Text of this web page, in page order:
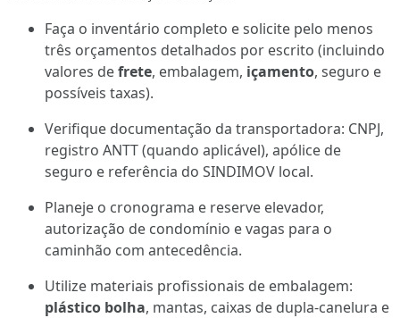
Faça o inventário completo e solicite pelo menos
três orçamentos detalhados por escrito (incluindo
valores defrete, embalagem, içamento, seguro e
possíveis taxas).
Verifique documentação da transportadora: CNPJ,
registro ANTT (quando aplicável), apólice de
seguro e referência do SINDIMOV local.
Planeje o cronograma e reserve elevador,
autorização de condomínio e vagas para o
caminhão com antecedência.
Utilize materiais profissionais de embalagem:
plástico bolha, mantas, caixas de dupla-canelura e